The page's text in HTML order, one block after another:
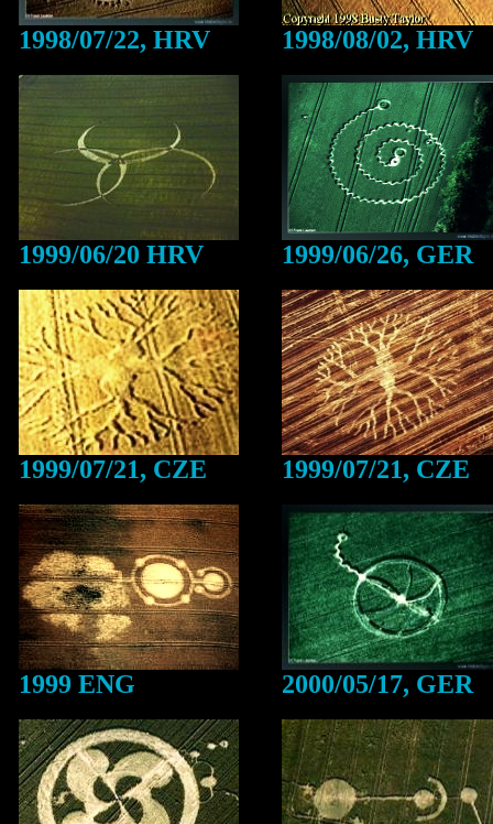
1998/07/22, HRV 1998/08/02, HRV
1999/06/20 HRV 1999/06/26, GER
1999/07/21, CZE 1999/07/21, CZE
1999 ENG 2000/05/17, GER